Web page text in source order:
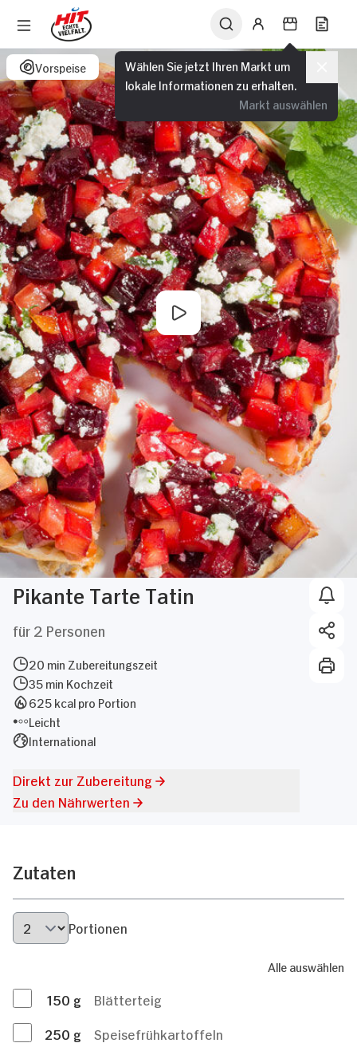
Wählen Sie jetzt Ihren Markt um
lokale Informationen zu erhalten.
Markt auswählen
Vorspeise
Pikante Tarte Tatin
für 2 Personen
20 min Zubereitungszeit
35 min Kochzeit
625 kcal pro Portion
Leicht
International
Direkt zur Zubereitung
Zu den Nährwerten
Zutaten
Portionen
Alle auswählen
150 g
Blätterteig
250 g
Speisefrühkartoffeln